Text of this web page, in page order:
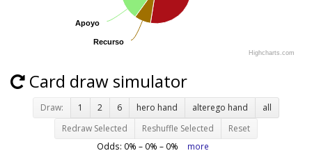
Recurso
Recurso
Apoyo
Apoyo
Highcharts.com
Card draw simulator
Draw: 1 2 6 hero hand alterego hand
all
Redraw Selected
Reshuffle Selected Reset
Odds: 0% – 0% – 0% more